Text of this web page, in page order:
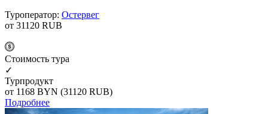
Туроператор: Остервег
от 31120 RUB
Cтоимость тура
✓
Турпродукт
от 1168 BYN (31120 RUB)
Подробнее